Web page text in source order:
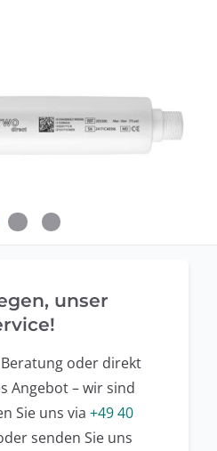
unser
oder direkt
Angebot – wir sind
Sie uns via +49 40
senden Sie uns